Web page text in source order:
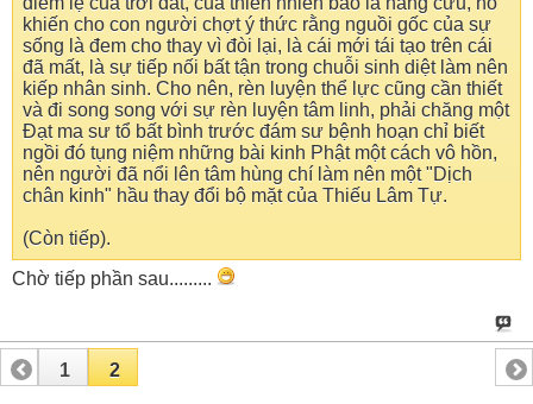
khiến cho con người chợt ý thức rằng nguồi gốc của sự
sống là đem cho thay vì đòi lại, là cái mới tái tạo trên cái
đã mất, là sự tiếp nối bất tận trong chuỗi sinh diệt làm nên
kiếp nhân sinh. Cho nên, rèn luyện thể lực cũng cần thiết
và đi song song với sự rèn luyện tâm linh, phải chăng một
Đạt ma sư tổ bất bình trước đám sư bệnh hoạn chỉ biết
ngồi đó tụng niệm những bài kinh Phật một cách vô hồn,
nên người đã nổi lên tâm hùng chí làm nên một "Dịch
chân kinh" hầu thay đổi bộ mặt của Thiếu Lâm Tự.
(Còn tiếp).
Chờ tiếp phần sau.........
1 2